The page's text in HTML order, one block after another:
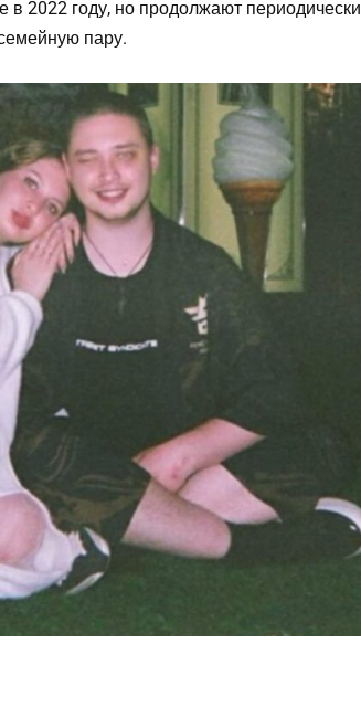
2022 году, но продолжают периодически
пару.